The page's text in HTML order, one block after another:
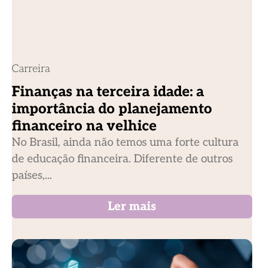
Carreira
Finanças na terceira idade: a
importância do planejamento
financeiro na velhice
No Brasil, ainda não temos uma forte cultura
de educação financeira. Diferente de outros
países,...
Ler mais